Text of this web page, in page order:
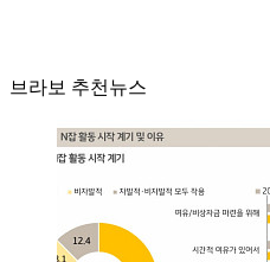
브라보 추천뉴스